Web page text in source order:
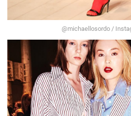
@michaellosordo /